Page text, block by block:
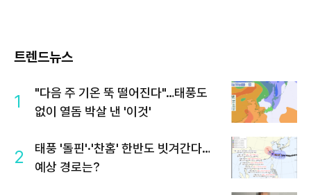
트렌드뉴스
1
"다음 주 기온 뚝 떨어진다"…태풍도
없이 열돔 박살 낸 '이것'
2
태풍 '돌핀'·'찬홈' 한반도 빗겨간다…
예상 경로는?